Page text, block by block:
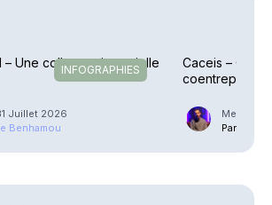
INFOGRAPHIES
– Une collecte trimestrielle
Juillet 2026
Benhamou
Caceis –
coentreprise
Mercredi
Par